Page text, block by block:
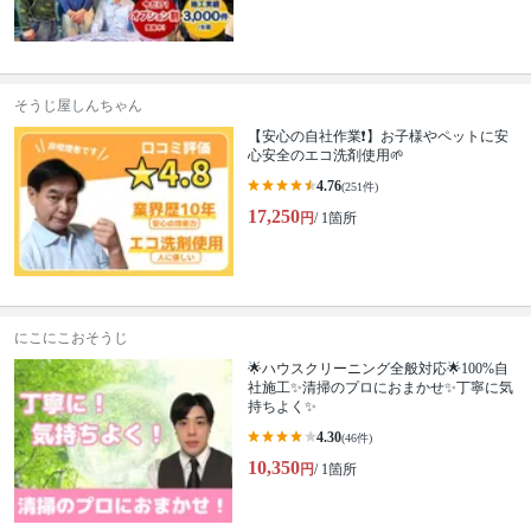
そうじ屋しんちゃん
【安心の自社作業❗️】お子様やペットに安
心安全のエコ洗剤使用🌱
4.76(251件)
17,250円/ 1箇所
にこにこおそうじ
🌟ハウスクリーニング全般対応🌟100%自
社施工✨清掃のプロにおまかせ✨丁寧に気
持ちよく✨
4.30(46件)
10,350円/ 1箇所